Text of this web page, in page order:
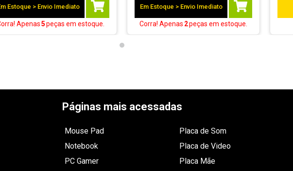
Estoque > Envio Imediato
Apenas5peças em estoque.
Em Estoque > Envio Imediato
Corra! Apenas 2peças em estoque.
Páginas mais acessadas
Mouse Pad
Notebook
PC Gamer
Placa de Som
Placa de Video
Placa Mãe